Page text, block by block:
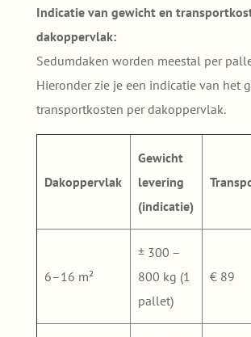
Indicatie van gewicht en
dakoppervlak:
Sedumdaken worden meestal per
Hieronder zie je een indicatie van het
transportkosten per dakoppervlak.
Dakoppervlak
Gewicht
levering
(indicatie)
6–16 m²
± 300 –
800 kg (1
pallet)
€ 89